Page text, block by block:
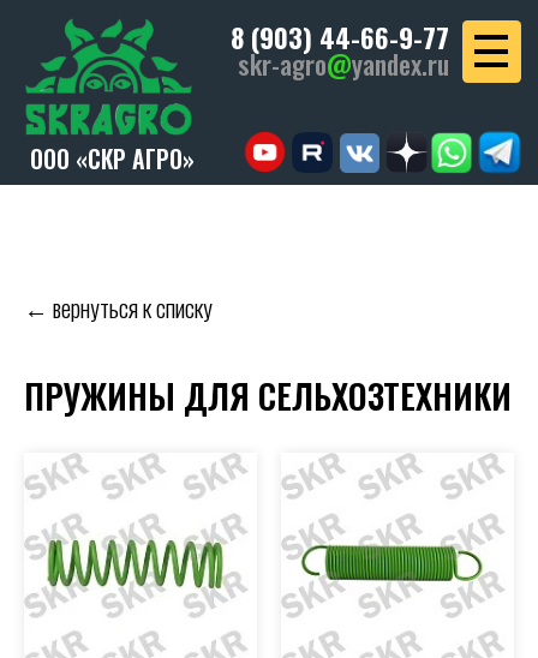
8 (903) 44-66-9-77
skr-agro@ yandex.ru
ООО «СКР АГРО»
← вернуться к списку
ПРУЖИНЫ ДЛЯ СЕЛЬХОЗТЕХНИКИ